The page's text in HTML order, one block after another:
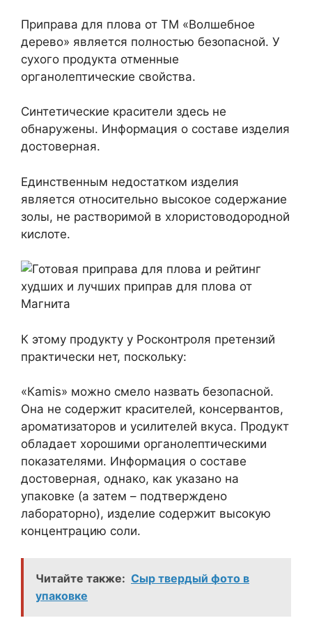
Приправа для плова от ТМ «Волшебное
дерево» является полностью безопасной. У
сухого продукта отменные
органолептические свойства.
Синтетические красители здесь не
обнаружены. Информация о составе изделия
достоверная.
Единственным недостатком изделия
является относительно высокое содержание
золы, не растворимой в хлористоводородной
кислоте.
К этому продукту у Росконтроля претензий
практически нет, поскольку:
«Кamis» можно смело назвать безопасной.
Она не содержит красителей, консервантов,
ароматизаторов и усилителей вкуса. Продукт
обладает хорошими органолептическими
показателями. Информация о составе
достоверная, однако, как указано на
упаковке (а затем – подтверждено
лабораторно), изделие содержит высокую
концентрацию соли.
Читайте также: Сыр твердый фото в
упаковке